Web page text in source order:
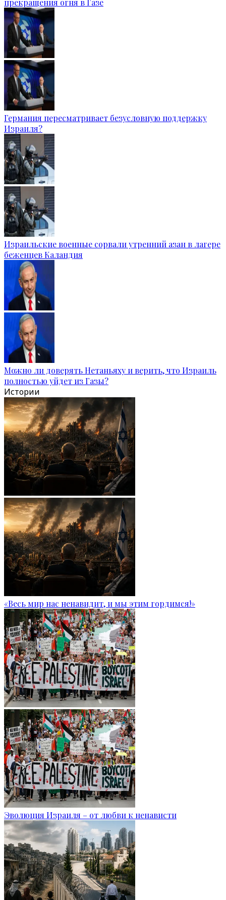
прекращения огня в Газе
Германия пересматривает безусловную поддержку
Израиля?
Израильские военные сорвали утренний азан в лагере
беженцев Каландия
Можно ли доверять Нетаньяху и верить, что Израиль
полностью уйдет из Газы?
Истории
«Весь мир нас ненавидит, и мы этим гордимся!»
Эволюция Израиля – от любви к ненависти